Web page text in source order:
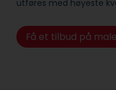
utføres med høyeste
Få et tilbud på